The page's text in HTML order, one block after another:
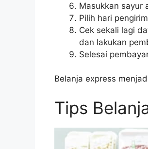
Masukkan sayur
Pilih hari
Cek sekali lagi
dan lakukan
Selesai
Belanja express
Tips